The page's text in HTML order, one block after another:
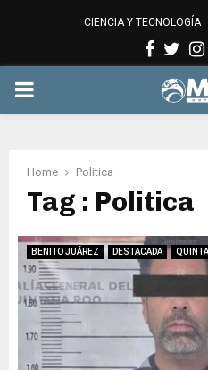
CIENCIA Y TECNOLOGÍA
PRIMARY
Home Politica
Tag : Politica
BENITO JUÁREZ DESTACADA